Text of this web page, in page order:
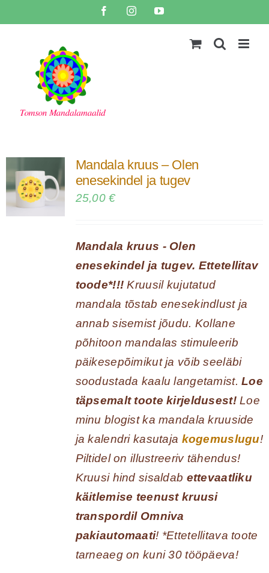
to
FacebookInstagramYouTube
Mandala kruus – Olen
enesekindel ja tugev
25,00€
Mandala kruus - Olen
enesekindel ja tugev. Ettetellitav
toode*!!! Kruusil kujutatud
mandala tõstab enesekindlust ja
annab sisemist jõudu. Kollane
põhitoon mandalas stimuleerib
päikesepõimikut ja võib seeläbi
soodustada kaalu langetamist.Loe
täpsemalt toote kirjeldusest!Loe
minu blogist ka mandala kruuside
ja kalendri kasutaja kogemuslugu!
Piltidel on illustreeriv tähendus!
Kruusi hind sisaldab ettevaatliku
käitlemise teenust kruusi
transpordil Omniva
pakiautomaati! *Ettetellitava toote
tarneaeg on kuni 30 tööpäeva!